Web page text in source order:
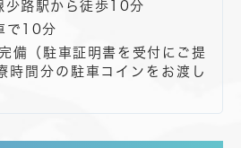
少路駅から徒歩10分
で10分
備（駐車証明書を受付にご提
時間分の駐車コインをお渡し